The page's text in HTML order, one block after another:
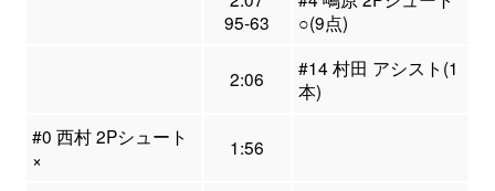
95-63
○(9点)
2:06
#14 村田 アシスト(1
本)
#0 西村 2Pシュート
×
1:56